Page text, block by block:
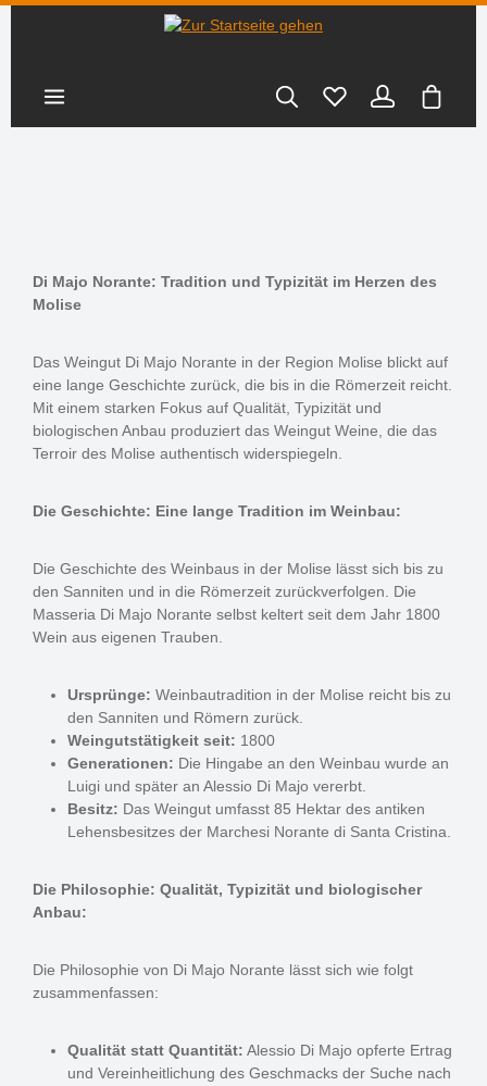
Di Majo Norante: Tradition und Typizität im Herzen des
Molise
Das Weingut Di Majo Norante in der Region Molise blickt auf
eine lange Geschichte zurück, die bis in die Römerzeit reicht.
Mit einem starken Fokus auf Qualität, Typizität und
biologischen Anbau produziert das Weingut Weine, die das
Terroir des Molise authentisch widerspiegeln.
Die Geschichte: Eine lange Tradition im Weinbau:
Die Geschichte des Weinbaus in der Molise lässt sich bis zu
den Sanniten und in die Römerzeit zurückverfolgen. Die
Masseria Di Majo Norante selbst keltert seit dem Jahr 1800
Wein aus eigenen Trauben.
Ursprünge: Weinbautradition in der Molise reicht bis zu
den Sanniten und Römern zurück.
Weingutstätigkeit seit: 1800
Generationen: Die Hingabe an den Weinbau wurde an
Luigi und später an Alessio Di Majo vererbt.
Besitz: Das Weingut umfasst 85 Hektar des antiken
Lehensbesitzes der Marchesi Norante di Santa Cristina.
Die Philosophie: Qualität, Typizität und biologischer
Anbau:
Die Philosophie von Di Majo Norante lässt sich wie folgt
zusammenfassen:
Qualität statt Quantität: Alessio Di Majo opferte Ertrag
und Vereinheitlichung des Geschmacks der Suche nach